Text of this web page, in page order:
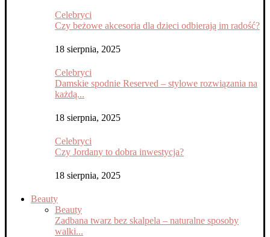
Celebryci
Czy beżowe akcesoria dla dzieci odbierają im radość?
18 sierpnia, 2025
Celebryci
Damskie spodnie Reserved – stylowe rozwiązania na
każdą...
18 sierpnia, 2025
Celebryci
Czy Jordany to dobra inwestycja?
18 sierpnia, 2025
Beauty
Beauty
Zadbana twarz bez skalpela – naturalne sposoby
walki...